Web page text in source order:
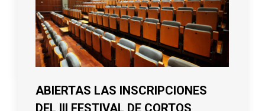
ABIERTAS LAS INSCRIPCIONES
DEL III FESTIVAL DE CORTOS